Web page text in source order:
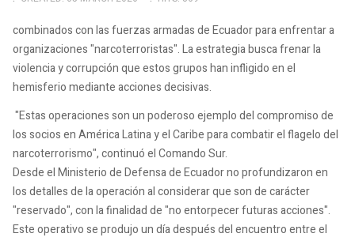
combinados con las fuerzas armadas de Ecuador para enfrentar a
organizaciones "narcoterroristas". La estrategia busca frenar la
violencia y corrupción que estos grupos han infligido en el
hemisferio mediante acciones decisivas.
"Estas operaciones son un poderoso ejemplo del compromiso de
los socios en América Latina y el Caribe para combatir el flagelo del
narcoterrorismo", continuó el Comando Sur.
Desde el Ministerio de Defensa de Ecuador no profundizaron en
los detalles de la operación al considerar que son de carácter
"reservado", con la finalidad de "no entorpecer futuras acciones".
Este operativo se produjo un día después del encuentro entre el